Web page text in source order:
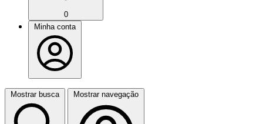
0
Minha conta
Mostrar busca Mostrar navegação